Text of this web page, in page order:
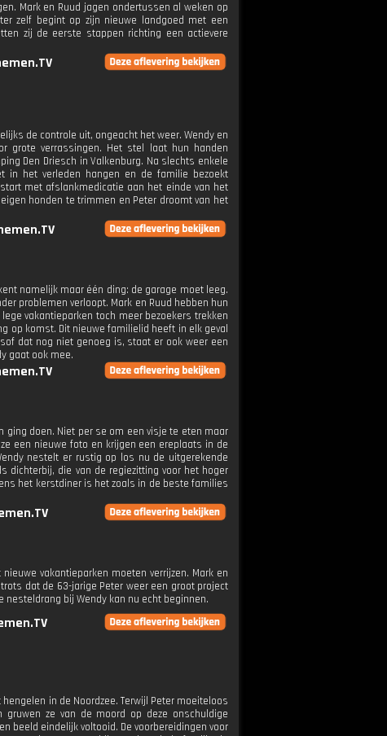
Mark en Ruud jagen ondertussen al weken op
zelf begint op zijn nieuwe landgoed met een
zij de eerste stappen richting een actievere
de controle uit, ongeacht het weer. Wendy en
grote verrassingen. Het stel laat hun handen
Den Driesch in Valkenburg. Na slechts enkele
het verleden hangen en de familie bezoekt
met afslankmedicatie aan het einde van het
honden te trimmen en Peter droomt van het
namelijk maar één ding: de garage moet leeg.
problemen verloopt. Mark en Ruud hebben hun
vakantieparken toch meer bezoekers trekken
op komst. Dit nieuwe familielid heeft in elk geval
dat nog niet genoeg is, staat er ook weer een
gaat ook mee.
ging doen. Niet per se om een visje te eten maar
een nieuwe foto en krijgen een ereplaats in de
nestelt er rustig op los nu de uitgerekende
dichterbij, die van de regiezitting voor het hoger
het kerstdiner is het zoals in de beste families
vakantieparken moeten verrijzen. Mark en
dat de 63-jarige Peter weer een groot project
nesteldrang bij Wendy kan nu echt beginnen.
in de Noordzee. Terwijl Peter moeiteloos
ze van de moord op deze onschuldige
beeld eindelijk voltooid. De voorbereidingen voor